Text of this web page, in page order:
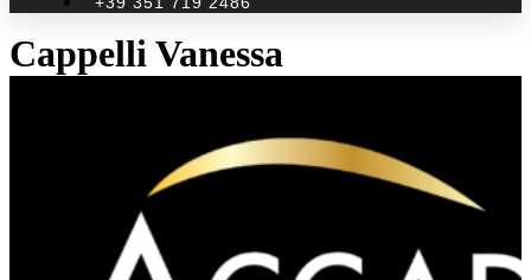
Cappelli Vanessa